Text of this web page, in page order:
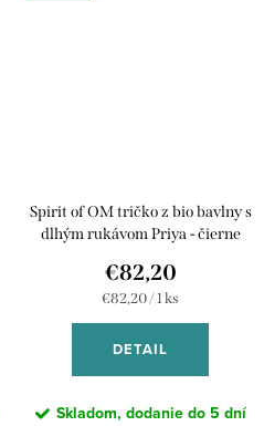
Spirit of OM tričko z bio bavlny s
dlhým rukávom Priya - čierne
€82,20
Jednotková
€82,20 / 1 ks
DETAIL
Skladom, dodanie do 5 dní